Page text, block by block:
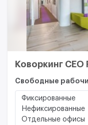
Коворкинг CEO
Свободные
Фиксированные
Нефиксированные
Отдельные офисы